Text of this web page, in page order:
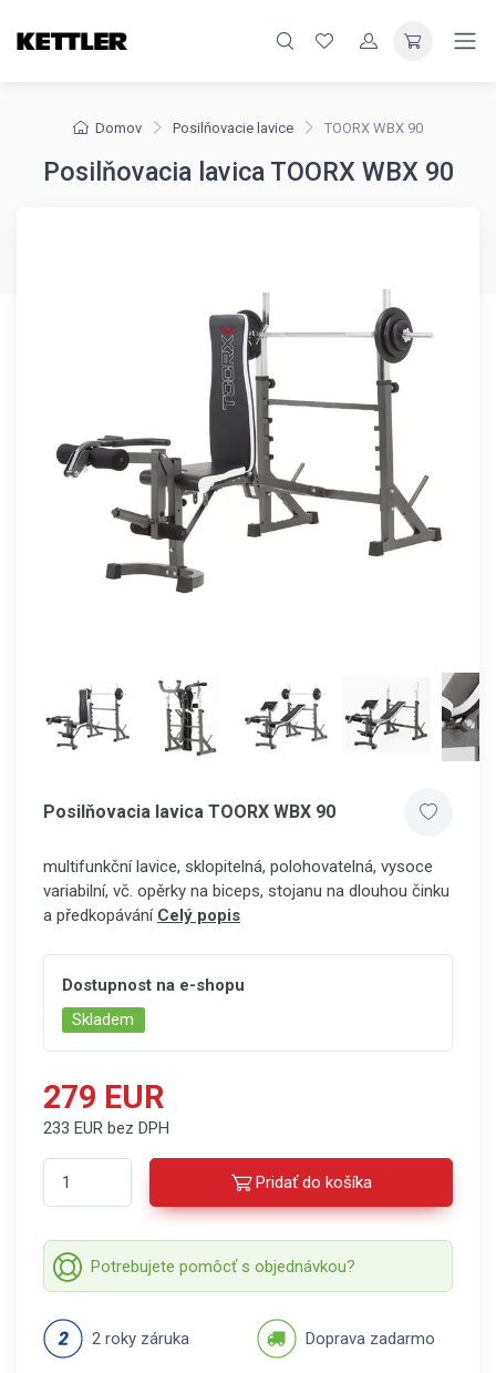
Domov Posilňovacie lavice TOORX WBX 90
Posilňovacia lavica TOORX WBX 90
Posilňovacia lavica TOORX WBX 90
multifunkční lavice, sklopitelná, polohovatelná, vysoce
variabilní, vč. opěrky na biceps, stojanu na dlouhou činku
a předkopávání Celý popis
Dostupnost na e-shopu
Skladem
279 EUR
233 EUR bez DPH
Pridať do košíka
Potrebujete pomôcť s objednávkou?
2 roky záruka Doprava zadarmo